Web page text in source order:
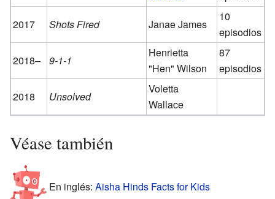
2017
Shots Fired Janae James
10
episodios
2018–
9-1-1
Henrietta
"Hen" Wilson
87
episodios
2018
Unsolved
Voletta
Wallace
Véase también
En inglés: Aisha Hinds Facts for Kids